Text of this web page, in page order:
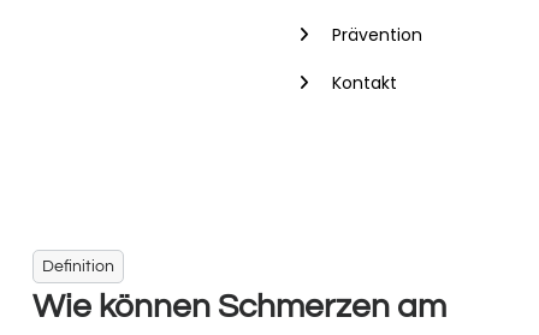
Prävention
Kontakt
Definition
Wie können Schmerzen am